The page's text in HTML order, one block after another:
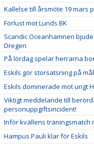
Kallelse till årsmöte 19 mars
Förlust mot Lunds BK
Scandic Oceanhamnen
Dregen
På lördag spelar herrarna
Eskils gör storsatsning på
Eskils dominerade mot ungt
Viktigt meddelande till
personuppgiftsincident!
Inför kvällens träningsmatch
Hampus Pauli klar för Eskils